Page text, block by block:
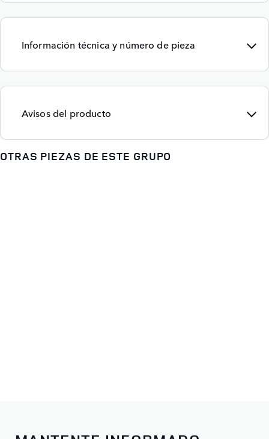
Información técnica y número de pieza
Avisos del producto
OTRAS PIEZAS DE ESTE GRUPO